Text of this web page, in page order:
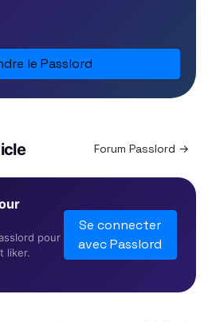
le Passlord
Forum Passlord →
pour
liker.
Se connecter
avec Passlord